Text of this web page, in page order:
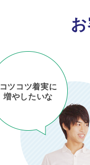
コツコツ着実に
増やしたいな
（つ